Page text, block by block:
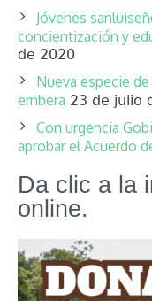
Jóvenes
concientización y
de 2020
Nueva especie
embera 23 de julio
Con urgencia
aprobar el Acuerdo
Da clic a la
online.